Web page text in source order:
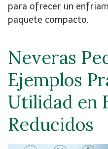
para ofrecer un
paquete compacto.
Neveras
Ejemplos
Utilidad en
Reducidos